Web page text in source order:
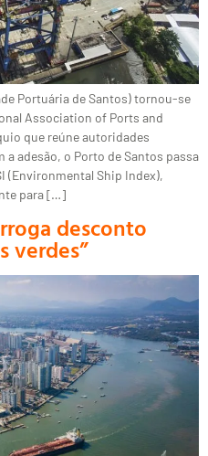
Portuária de Santos) tornou-se
Association of Ports and
que reúne autoridades
adesão, o Porto de Santos passa
(Environmental Ship Index),
para […]
desconto
verdes”